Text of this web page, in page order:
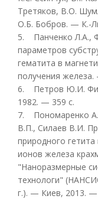
Третяков, В.О.
О.Б. Бобров. — К.-
5. Панченко Л.А.,
параметров
гематита в
получения
6. Петров Ю.И.
1982. — 359 с.
7. Пономаренко
В.П., Силаев В.И.
природного
ионов железа
"Наноразмерные
технологи"
г.). — Киев, 2013. —